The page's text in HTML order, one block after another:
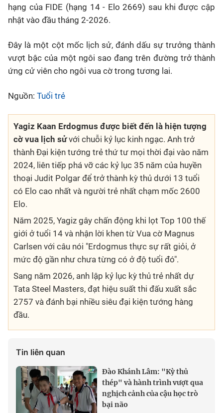
hạng của FIDE (hạng 14 - Elo 2669) sau khi được cập
nhật vào đầu tháng 2-2026.
Đây là một cột mốc lịch sử, đánh dấu sự trưởng thành
vượt bậc của một ngôi sao đang trên đường trở thành
ứng cử viên cho ngôi vua cờ trong tương lai.
Nguồn: Tuổi trẻ
Yagiz Kaan Erdogmus được biết đến là hiện tượng
cờ vua lịch sửvới chuỗi kỷ lục kinh ngạc. Anh trở
thành Đại kiện tướng trẻ thứ tư mọi thời đại vào năm
2024, liên tiếp phá vỡ các kỷ lục 35 năm của huyền
thoại Judit Polgar để trở thành kỳ thủ dưới 13 tuổi
có Elo cao nhất và người trẻ nhất chạm mốc 2600
Elo.
Năm 2025, Yagiz gây chấn động khi lọt Top 100 thế
giới ở tuổi 14 và nhận lời khen từ Vua cờ Magnus
Carlsen với câu nói "Erdogmus thực sự rất giỏi, ở
mức độ gần như chưa từng có ở độ tuổi đó".
Sang năm 2026, anh lập kỷ lục kỳ thủ trẻ nhất dự
Tata Steel Masters, đạt hiệu suất thi đấu xuất sắc
2757 và đánh bại nhiều siêu đại kiện tướng hàng
đầu.
Tin liên quan
Đào Khánh Lâm: "Kỳ thủ
thép" và hành trình vượt qua
nghịch cảnh của cậu học trò
bại não